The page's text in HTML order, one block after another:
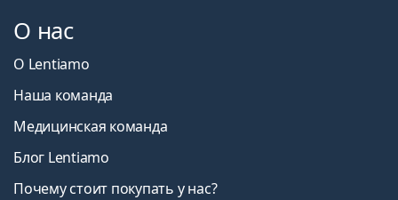
О нас
О Lentiamo
Наша команда
Медицинская команда
Блог Lentiamo
Почему стоит покупать у нас?